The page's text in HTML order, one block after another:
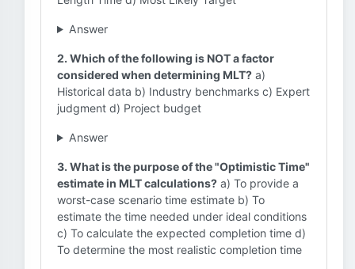
Answer
2. Which of the following is NOT a factor
considered when determining MLT? a)
Historical data b) Industry benchmarks c) Expert
judgment d) Project budget
Answer
3. What is the purpose of the "Optimistic Time"
estimate in MLT calculations? a) To provide a
worst-case scenario time estimate b) To
estimate the time needed under ideal conditions
c) To calculate the expected completion time d)
To determine the most realistic completion time